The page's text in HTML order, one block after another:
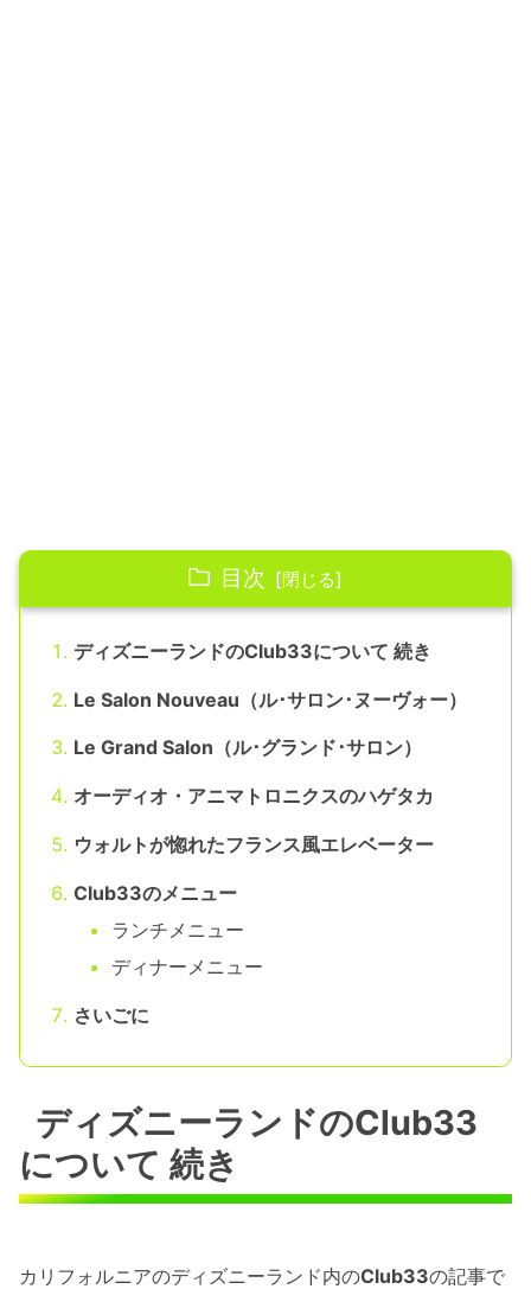
目次
ディズニーランドのClub33について 続き
Le Salon Nouveau（ル･サロン･ヌーヴォー）
Le Grand Salon（ル･グランド･サロン）
オーディオ・アニマトロニクスのハゲタカ
ウォルトが惚れたフランス風エレベーター
Club33のメニュー
ランチメニュー
ディナーメニュー
さいごに
ディズニーランドのClub33
について 続き
カリフォルニアのディズニーランド内のClub33の記事で